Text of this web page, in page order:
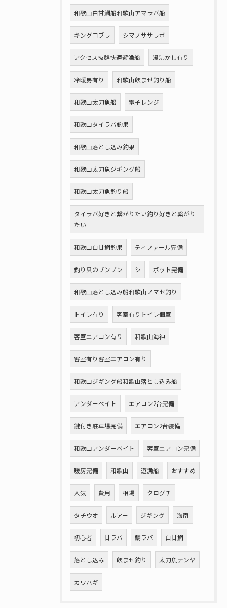
和歌山白甘鯛船和歌山アマラバ船
キングコブラ シマノササラボ
アクセス抜群快適遊漁船 湯沸かし有り
冷暖房有り 和歌山飲ませ釣り船
和歌山太刀魚船 電子レンジ
和歌山タイラバ釣果
和歌山落とし込み釣果
和歌山太刀魚ジギング船
和歌山太刀魚釣り船
タイラバ好きと繋がりたい釣り好きと繋がり
たい
和歌山白甘鯛釣果 ティファール完備
釣り具のブンブン シ ポット完備
和歌山落とし込み船和歌山ノマセ釣り
トイレ有り 客室有りトイレ個室
客室エアコン有り 和歌山海神
客室有り客室エアコン有り
和歌山ジギング船和歌山落とし込み船
アンダーベイト エアコン2台完備
鍵付き駐車場完備 エアコン2台装備
和歌山アンダーベイト 客室エアコン完備
暖房完備 和歌山 遊漁船 おすすめ
人気 費用 相場 クログチ
タチウオ ルアー ジギング 海南
初心者 甘ラバ 鯛ラバ 白甘鯛
落とし込み 飲ませ釣り 太刀魚テンヤ
カワハギ